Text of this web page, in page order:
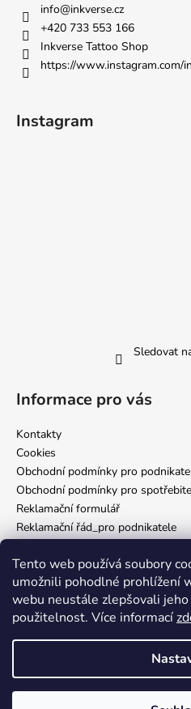
Tento web používá soubory
umožnili pohodlné prohlížení
webu neustále zlepšovali jeho
použitelnost. Více informací
Vítej v Inkverse! 🖤 Jsme rádi, že jsi
info@inkverse.cz
+420 733 553 166
Inkverse Tattoo Shop
https://www.instagram.com/
Instagram
Sledovat
Informace pro vás
Kontakty
Cookies
Obchodní podmínky pro
Obchodní podmínky pro
Reklamační formulář
Reklamační řád_pro podnikatele
Zásady ochrany osobních údajů